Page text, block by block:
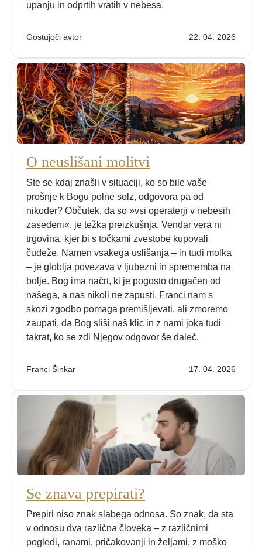
upanju in odprtih vratih v nebesa.
Gostujoči avtor 22. 04. 2026
O neuslišani molitvi
Ste se kdaj znašli v situaciji, ko so bile vaše
prošnje k Bogu polne solz, odgovora pa od
nikoder? Občutek, da so »vsi operaterji v nebesih
zasedeni«, je težka preizkušnja. Vendar vera ni
trgovina, kjer bi s točkami zvestobe kupovali
čudeže. Namen vsakega uslišanja – in tudi molka
– je globlja povezava v ljubezni in sprememba na
bolje. Bog ima načrt, ki je pogosto drugačen od
našega, a nas nikoli ne zapusti. Franci nam s
skozi zgodbo pomaga premišljevati, ali zmoremo
zaupati, da Bog sliši naš klic in z nami joka tudi
takrat, ko se zdi Njegov odgovor še daleč.
Franci Šinkar 17. 04. 2026
Se znava prepirati?
Prepiri niso znak slabega odnosa. So znak, da sta
v odnosu dva različna človeka – z različnimi
pogledi, ranami, pričakovanji in željami, z moško